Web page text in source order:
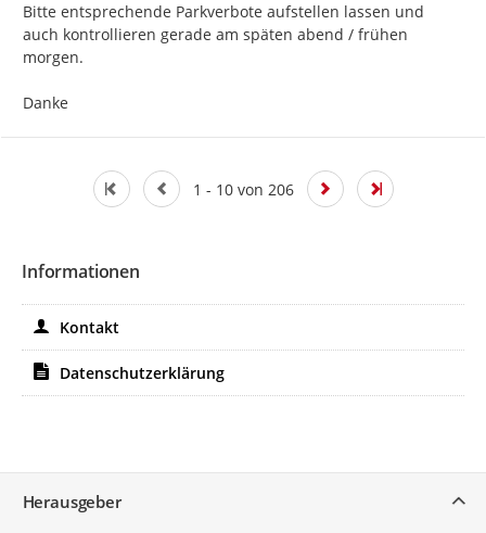
Bitte entsprechende Parkverbote aufstellen lassen und
auch kontrollieren gerade am späten abend / frühen
morgen.
Danke
1 - 10 von 206
Informationen
Kontakt
Datenschutzerklärung
Herausgeber